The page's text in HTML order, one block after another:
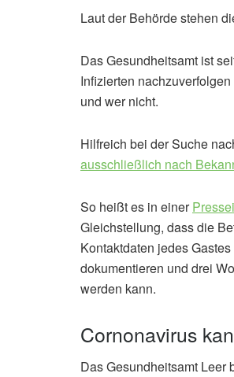
Laut der Behörde stehen
Das Gesundheitsamt ist
Infizierten
und wer nicht.
Hilfreich bei der Suche
ausschließlich nach
So heißt es in einer
Gleichstellung, dass die
Kontaktdaten jedes
dokumentieren und drei
werden kann.
Cornonavirus
Das Gesundheitsamt Leer